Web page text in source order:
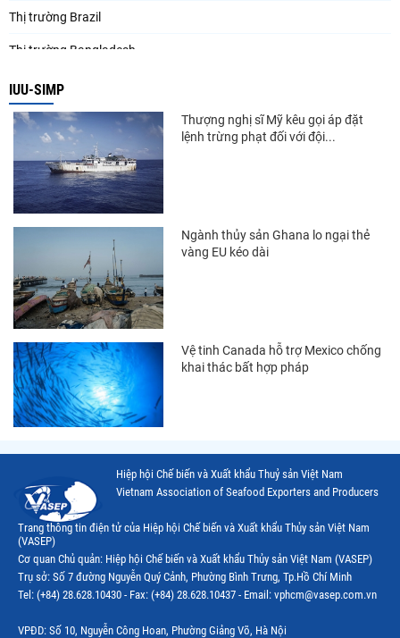
Thị trường Brazil
Thị trường Bangladesh
Thị trường Chile
Thị trường Canada
Thị trường Ecuador
Thị trường EU
Thị trường Indonesia
Thị trường Mexico
Thị trường Mỹ
Thị trường Nga
Thị trường Hàn Quốc
Thị trường Nhật Bản
Thị trường Thái Lan
Thị trường Philippines
Thị trường Tây Ban Nha
Thị trường thủy sản khác
Thị trường thủy sản thế giới
IUU-SIMP
Thượng nghị sĩ Mỹ kêu gọi áp đặt
lệnh trừng phạt đối với đội...
Ngành thủy sản Ghana lo ngại thẻ
vàng EU kéo dài
Vệ tinh Canada hỗ trợ Mexico chống
khai thác bất hợp pháp
Hiệp hội Chế biến và Xuất khẩu Thuỷ sản Việt Nam
Vietnam Association of Seafood Exporters and Producers
Trang thông tin điện tử của Hiệp hội Chế biến và Xuất khẩu Thủy sản Việt Nam
(VASEP)
Cơ quan Chủ quản: Hiệp hội Chế biến và Xuất khẩu Thủy sản Việt Nam (VASEP)
Trụ sở: Số 7 đường Nguyễn Quý Cảnh, Phường Bình Trưng, Tp.Hồ Chí Minh
Tel: (+84) 28.628.10430 - Fax: (+84) 28.628.10437 - Email: vphcm@vasep.com.vn
VPĐD: Số 10, Nguyễn Công Hoan, Phường Giảng Võ, Hà Nội